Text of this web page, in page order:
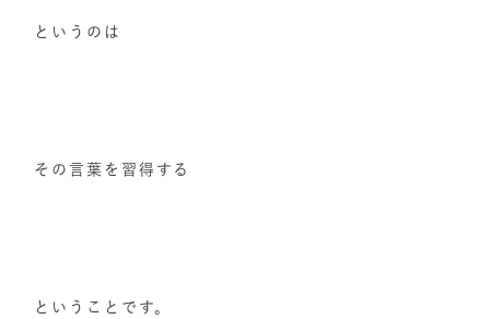
というのは
その言葉を習得する
ということです。